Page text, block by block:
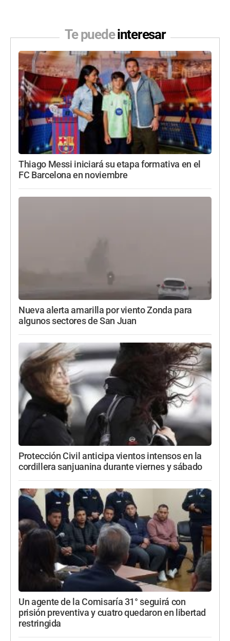
Te puedeinteresar
Thiago Messi iniciará su etapa formativa en el
FC Barcelona en noviembre
Nueva alerta amarilla por viento Zonda para
algunos sectores de San Juan
Protección Civil anticipa vientos intensos en la
cordillera sanjuanina durante viernes y sábado
Un agente de la Comisaría 31° seguirá con
prisión preventiva y cuatro quedaron en libertad
restringida